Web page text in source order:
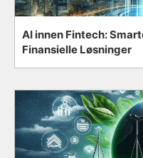
AI innen Fintech:
Finansielle Løsninger